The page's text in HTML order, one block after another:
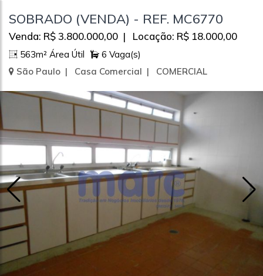
SOBRADO (VENDA) - REF. MC6770
Venda: R$ 3.800.000,00 | Locação: R$ 18.000,00
563m² Área Útil
6 Vaga(s)
São Paulo | Casa Comercial | COMERCIAL